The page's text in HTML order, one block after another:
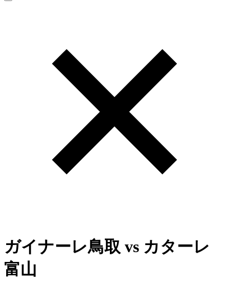
ガイナーレ鳥取 vs カターレ
富山